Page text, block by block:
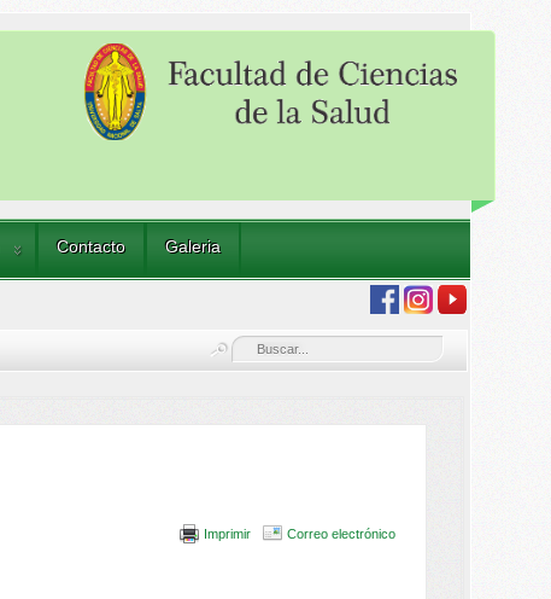
Contacto Galeria
Imprimir Correo electrónico